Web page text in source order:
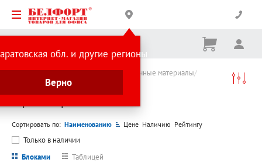
обл. и другие регионы
Верно
Корзина
Ничего
Каталог товаров Хозтовары и упаковочные материалы
Сопутствующие товары
Сортировать по: Наименованию Цене Наличию Рейтингу
Только в наличии
Блоками
Таблицей